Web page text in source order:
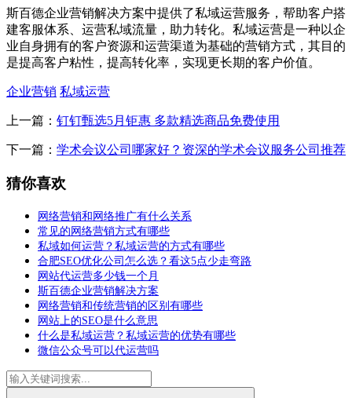
斯百德企业营销解决方案中提供了私域运营服务，帮助客户搭
建客服体系、运营私域流量，助力转化。私域运营是一种以企
业自身拥有的客户资源和运营渠道为基础的营销方式，其目的
是提高客户粘性，提高转化率，实现更长期的客户价值。
企业营销 私域运营
上一篇： 钉钉甄选5月钜惠 多款精选商品免费使用
下一篇： 学术会议公司哪家好？资深的学术会议服务公司推荐
猜你喜欢
网络营销和网络推广有什么关系
常见的网络营销方式有哪些
私域如何运营？私域运营的方式有哪些
合肥SEO优化公司怎么选？看这5点少走弯路
网站代运营多少钱一个月
斯百德企业营销解决方案
网络营销和传统营销的区别有哪些
网站上的SEO是什么意思
什么是私域运营？私域运营的优势有哪些
微信公众号可以代运营吗